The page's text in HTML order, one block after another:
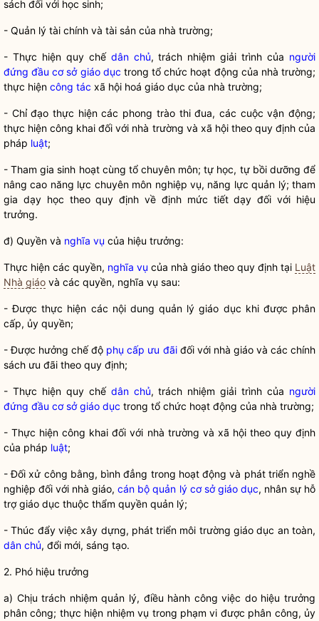
sách đối với học sinh;
- Quản lý tài chính và tài sản của nhà trường;
- Thực hiện quy chế dân chủ, trách nhiệm giải trình của người
đứng đầu cơ sở giáo dục trong tổ chức hoạt động của nhà trường;
thực hiện công tác xã hội hoá giáo dục của nhà trường;
- Chỉ đạo thực hiện các phong trào thi đua, các cuộc vận động;
thực hiện công khai đối với nhà trường và xã hội theo quy định của
pháp luật;
- Tham gia sinh hoạt cùng tổ chuyên môn; tự học, tự bồi dưỡng để
nâng cao năng lực chuyên môn nghiệp vụ, năng lực quản lý; tham
gia dạy học theo quy định về định mức tiết dạy đối với hiệu
trưởng.
đ) Quyền và nghĩa vụ của hiệu trưởng:
Thực hiện các quyền, nghĩa vụ của nhà giáo theo quy định tại Luật
Nhà giáo và các quyền, nghĩa vụ sau:
- Được thực hiện các nội dung quản lý giáo dục khi được phân
cấp, ủy quyền;
- Được hưởng chế độ phụ cấp ưu đãiđối với nhà giáo và các chính
sách ưu đãi theo quy định;
- Thực hiện quy chế dân chủ, trách nhiệm giải trình của người
đứng đầu cơ sở giáo dục trong tổ chức hoạt động của nhà trường;
- Thực hiện công khai đối với nhà trường và xã hội theo quy định
của pháp luật;
- Đối xử công bằng, bình đẳng trong hoạt động và phát triển nghề
nghiệp đối với nhà giáo,cán bộ quản lý cơ sở giáo dục, nhân sự hỗ
trợ giáo dục thuộc thẩm quyền quản lý;
- Thúc đẩy việc xây dựng, phát triển môi trường giáo dục an toàn,
dân chủ, đổi mới, sáng tạo.
2. Phó hiệu trưởng
a) Chịu trách nhiệm quản lý, điều hành công việc do hiệu trưởng
phân công; thực hiện nhiệm vụ trong phạm vi được phân công, ủy